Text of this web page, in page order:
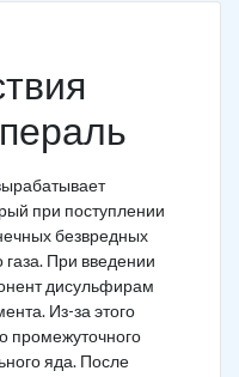
при поступлении
безвредных
газа. При введении
дисульфирам
Из-за этого
промежуточного
яда. После